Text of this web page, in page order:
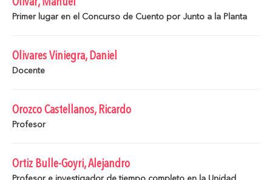
Olivar, Manuel
Primer lugar en el Concurso de Cuento por Junto a la Planta
Olivares Viniegra, Daniel
Docente
Orozco Castellanos, Ricardo
Profesor
Ortiz Bulle-Goyri, Alejandro